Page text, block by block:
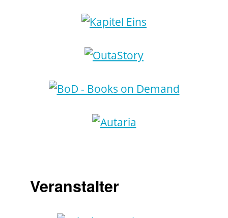
Veranstalter